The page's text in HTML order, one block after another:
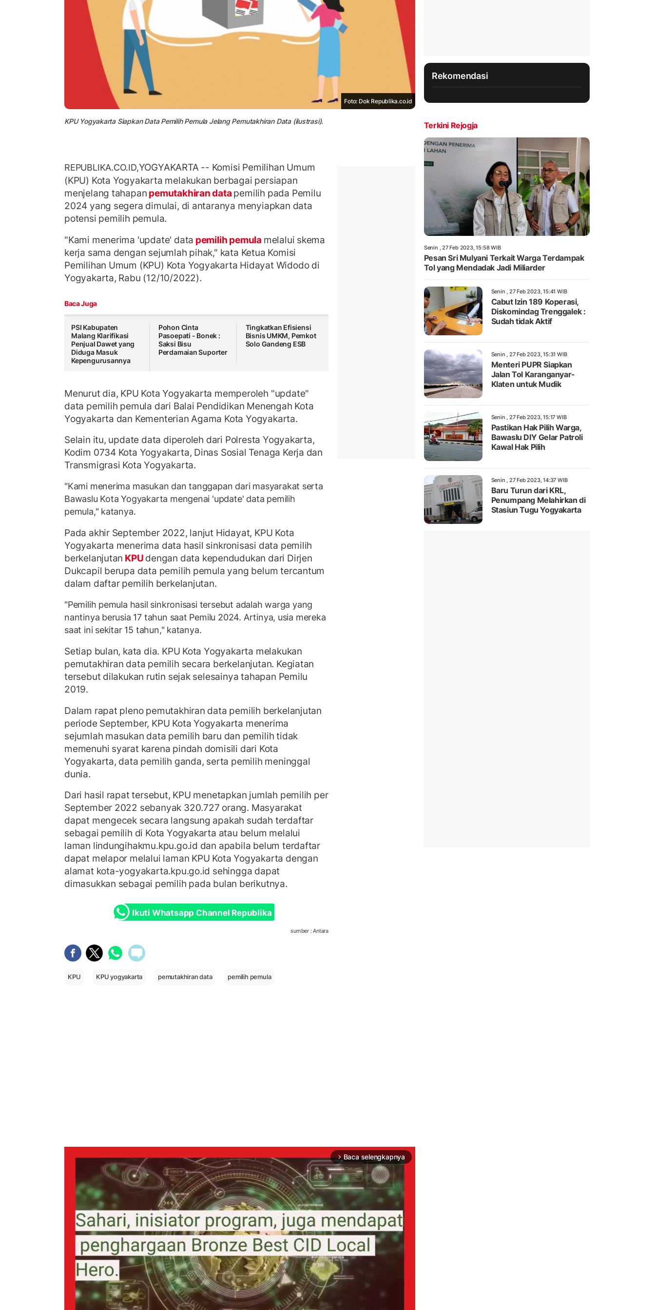
Foto: Dok Republika.co.id
KPU Yogyakarta Siapkan Data Pemilih Pemula Jelang Pemutakhiran Data (ilustrasi).
REPUBLIKA.CO.ID,YOGYAKARTA-- Komisi Pemilihan Umum
(KPU) Kota Yogyakarta melakukan berbagai persiapan
menjelang tahapan pemutakhiran data pemilih pada Pemilu
2024 yang segera dimulai, di antaranya menyiapkan data
potensi pemilih pemula.
"Kami menerima 'update' data pemilih pemula melalui skema
kerja sama dengan sejumlah pihak," kata Ketua Komisi
Pemilihan Umum (KPU) Kota Yogyakarta Hidayat Widodo di
Yogyakarta, Rabu (12/10/2022).
Baca Juga
PSI Kabupaten
Malang Klarifikasi
Penjual Dawet yang
Diduga Masuk
Kepengurusannya
Pohon Cinta
Pasoepati - Bonek :
Saksi Bisu
Perdamaian Suporter
Tingkatkan Efisiensi
Bisnis UMKM, Pemkot
Solo Gandeng ESB
Menurut dia, KPU Kota Yogyakarta memperoleh "update"
data pemilih pemula dari Balai Pendidikan Menengah Kota
Yogyakarta dan Kementerian Agama Kota Yogyakarta.
Selain itu, update data diperoleh dari Polresta Yogyakarta,
Kodim 0734 Kota Yogyakarta, Dinas Sosial Tenaga Kerja dan
Transmigrasi Kota Yogyakarta.
"Kami menerima masukan dan tanggapan dari masyarakat serta
Bawaslu Kota Yogyakarta mengenai 'update' data pemilih
pemula," katanya.
Pada akhir September 2022, lanjut Hidayat, KPU Kota
Yogyakarta menerima data hasil sinkronisasi data pemilih
berkelanjutan KPU dengan data kependudukan dari Dirjen
Dukcapil berupa data pemilih pemula yang belum tercantum
dalam daftar pemilih berkelanjutan.
"Pemilih pemula hasil sinkronisasi tersebut adalah warga yang
nantinya berusia 17 tahun saat Pemilu 2024. Artinya, usia mereka
saat ini sekitar 15 tahun," katanya.
Setiap bulan, kata dia. KPU Kota Yogyakarta melakukan
pemutakhiran data pemilih secara berkelanjutan. Kegiatan
tersebut dilakukan rutin sejak selesainya tahapan Pemilu
2019.
Dalam rapat pleno pemutakhiran data pemilih berkelanjutan
periode September, KPU Kota Yogyakarta menerima
sejumlah masukan data pemilih baru dan pemilih tidak
memenuhi syarat karena pindah domisili dari Kota
Yogyakarta, data pemilih ganda, serta pemilih meninggal
dunia.
Dari hasil rapat tersebut, KPU menetapkan jumlah pemilih per
September 2022 sebanyak 320.727 orang. Masyarakat
dapat mengecek secara langsung apakah sudah terdaftar
sebagai pemilih di Kota Yogyakarta atau belum melalui
laman lindungihakmu.kpu.go.id dan apabila belum terdaftar
dapat melapor melalui laman KPU Kota Yogyakarta dengan
alamat kota-yogyakarta.kpu.go.id sehingga dapat
dimasukkan sebagai pemilih pada bulan berikutnya.
Ikuti Whatsapp Channel Republika
sumber : Antara
KPU KPU yogyakarta pemutakhiran data pemilih pemula
arrow_forward_ios Baca selengkapnya
Rekomendasi
Terkini Rejogja
Senin , 27 Feb 2023, 15:58 WIB
Pesan Sri Mulyani Terkait Warga Terdampak
Tol yang Mendadak Jadi Miliarder
Senin , 27 Feb 2023, 15:41 WIB
Cabut Izin 189 Koperasi,
Diskomindag Trenggalek :
Sudah tidak Aktif
Senin , 27 Feb 2023, 15:31 WIB
Menteri PUPR Siapkan
Jalan Tol Karanganyar-
Klaten untuk Mudik
Senin , 27 Feb 2023, 15:17 WIB
Pastikan Hak Pilih Warga,
Bawaslu DIY Gelar Patroli
Kawal Hak Pilih
Senin , 27 Feb 2023, 14:37 WIB
Baru Turun dari KRL,
Penumpang Melahirkan di
Stasiun Tugu Yogyakarta